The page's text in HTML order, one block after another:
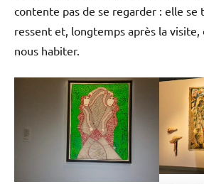
contente pas de se regarder : elle se
ressent et, longtemps après la
nous habiter.